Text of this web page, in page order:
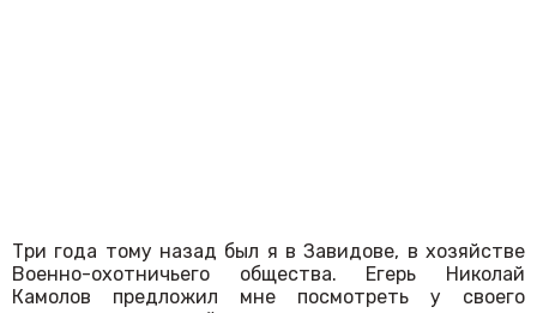
Три года тому назад был я в Завидове, в хозяйстве
Военно-охотничьего общества. Егерь Николай
Камолов предложил мне посмотреть у своего